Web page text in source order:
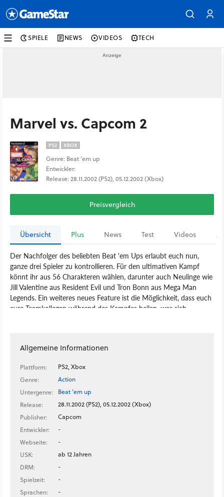
SPIELE NEWS VIDEOS TECH
Marvel vs. Capcom 2
PS2 XBOX
Genre: Beat ’em up
Entwickler:
Release: 28.11.2002 (PS2), 05.12.2002 (Xbox)
Preisvergleich
Übersicht Plus News Test Videos
Der Nachfolger des beliebten Beat 'em Ups erlaubt euch nun,
ganze drei Spieler zu kontrollieren. Für den ultimativen Kampf
könnt ihr aus 56 Charakteren wählen, darunter auch Neulinge wie
Jill Valentine aus Resident Evil und Tron Bonn aus Mega Man
Legends. Ein weiteres neues Feature ist die Möglichkeit, dass euch
eure Teamkollegen während des Kampfes heilen, was sich
Beat ’em up
Capcom Marvel vs. Capcom 2
Allgemeine Informationen
Plattform:
PS2, Xbox
Genre:
Action
Untergenre:
Beat ’em up
Release:
28.11.2002 (PS2), 05.12.2002 (Xbox)
Publisher:
Capcom
Entwickler:
-
Webseite:
-
USK:
ab 12 Jahren
DRM:
-
Spielzeit:
-
Sprachen:
-